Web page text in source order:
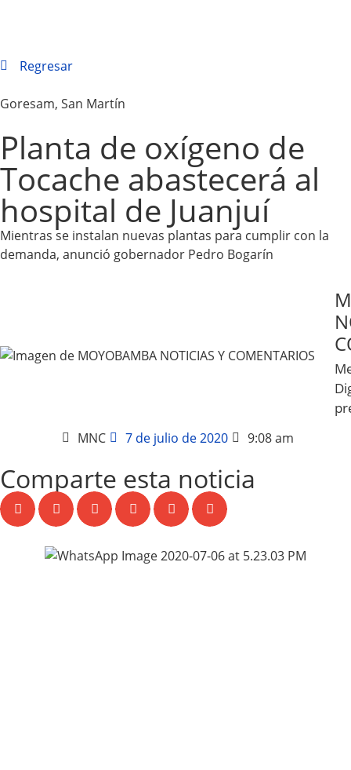
Regresar
Goresam, San Martín
Planta de oxígeno de
Tocache abastecerá al
hospital de Juanjuí
Mientras se instalan nuevas plantas para cumplir con la
demanda, anunció gobernador Pedro Bogarín
MNC 7 de julio de 2020 9:08 am
Comparte esta noticia